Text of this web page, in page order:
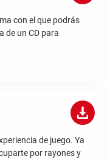
con el que podrás
de un CD para
de juego. Ya
por rayones y